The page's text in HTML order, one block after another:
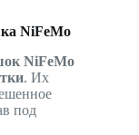
NiFeMo
NiFeMo
. Их
под